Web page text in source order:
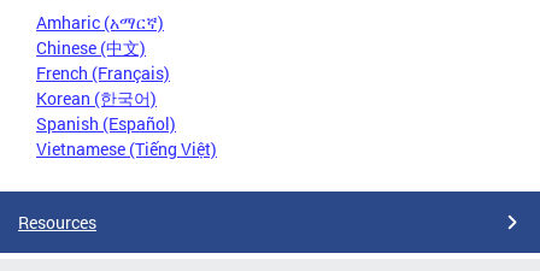
Amharic (አማርኛ)
Chinese (中文)
French (Français)
Korean (한국어)
Spanish (Español)
Vietnamese (Tiếng Việt)
Resources